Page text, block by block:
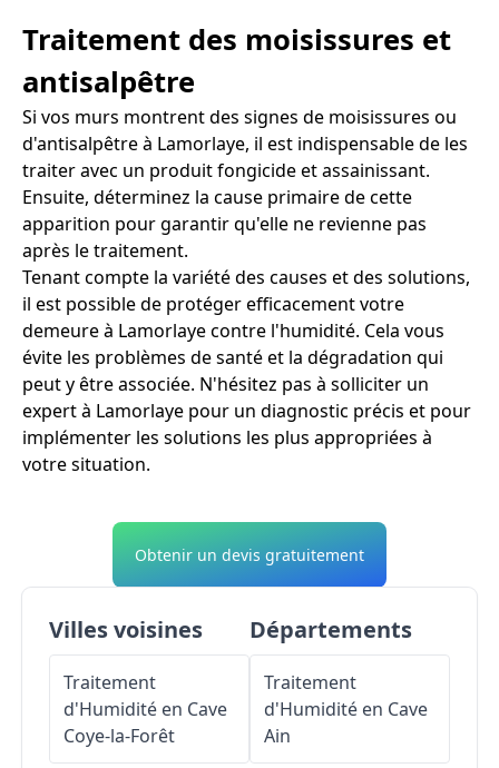
Traitement des moisissures et
antisalpêtre
Si vos murs montrent des signes de moisissures ou
d'antisalpêtre à Lamorlaye, il est indispensable de les
traiter avec un produit fongicide et assainissant.
Ensuite, déterminez la cause primaire de cette
apparition pour garantir qu'elle ne revienne pas
après le traitement.
Tenant compte la variété des causes et des solutions,
il est possible de protéger efficacement votre
demeure à Lamorlaye contre l'humidité. Cela vous
évite les problèmes de santé et la dégradation qui
peut y être associée. N'hésitez pas à solliciter un
expert à Lamorlaye pour un diagnostic précis et pour
implémenter les solutions les plus appropriées à
votre situation.
Obtenir un devis gratuitement
Villes voisines
Traitement
d'Humidité en Cave
Coye-la-Forêt
Départements
Traitement
d'Humidité en Cave
Ain